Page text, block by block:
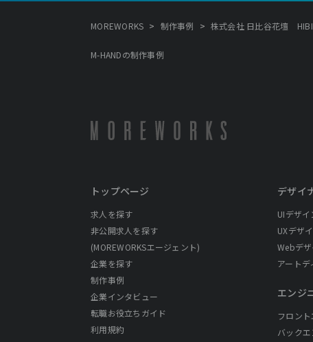
MOREWORKS > 制作事例 > 株式会社 日比谷花壇
M-HANDの制作事例
トップページ
求人を探す
非公開求人を探す
(MOREWORKSエージェント)
企業を探す
制作事例
企業インタビュー
転職お役立ちガイド
利用規約
デザイ
UIデザイ
UXデザ
Webデ
アートデ
エンジ
フロン
バックエ